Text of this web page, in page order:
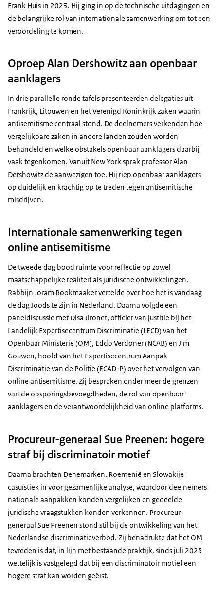
Frank Huis in 2023. Hij ging in op de technische uitdagingen en
de belangrijke rol van internationale samenwerking om tot een
veroordeling te komen.
Oproep Alan Dershowitz aan openbaar
aanklagers
In drie parallelle ronde tafels presenteerden delegaties uit
Frankrijk, Litouwen en het Verenigd Koninkrijk zaken waarin
antisemitisme centraal stond. De deelnemers verkenden hoe
vergelijkbare zaken in andere landen zouden worden
behandeld en welke obstakels openbaar aanklagers daarbij
vaak tegenkomen. Vanuit New York sprak professor Alan
Dershowitz de aanwezigen toe. Hij riep openbaar aanklagers
op duidelijk en krachtig op te treden tegen antisemitische
misdrijven.
Internationale samenwerking tegen
online antisemitisme
De tweede dag bood ruimte voor reflectie op zowel
maatschappelijke realiteit als juridische ontwikkelingen.
Rabbijn Joram Rookmaaker vertelde over hoe het is vandaag
de dag Joods te zijn in Nederland. Daarna volgde een
paneldiscussie met Disa Jironet, officier van justitie bij het
Landelijk Expertisecentrum Discriminatie (LECD) van het
Openbaar Ministerie (OM), Eddo Verdoner (NCAB) en Jim
Gouwen, hoofd van het Expertisecentrum Aanpak
Discriminatie van de Politie (ECAD-P) over het vervolgen van
online antisemitisme. Zij bespraken onder meer de grenzen
van de opsporingsbevoegdheden, de rol van openbaar
aanklagers en de verantwoordelijkheid van online platforms.
Procureur-generaal Sue Preenen: hogere
straf bij discriminatoir motief
Daarna brachten Denemarken, Roemenië en Slowakije
casuïstiek in voor gezamenlijke analyse, waardoor deelnemers
nationale aanpakken konden vergelijken en gedeelde
juridische vraagstukken konden verkennen. Procureur-
generaal Sue Preenen stond stil bij de ontwikkeling van het
Nederlandse discriminatieverbod. Zij benadrukte dat het OM
tevreden is dat, in lijn met bestaande praktijk, sinds juli 2025
wettelijk is vastgelegd dat bij een discriminatoir motief een
hogere straf kan worden geëist.